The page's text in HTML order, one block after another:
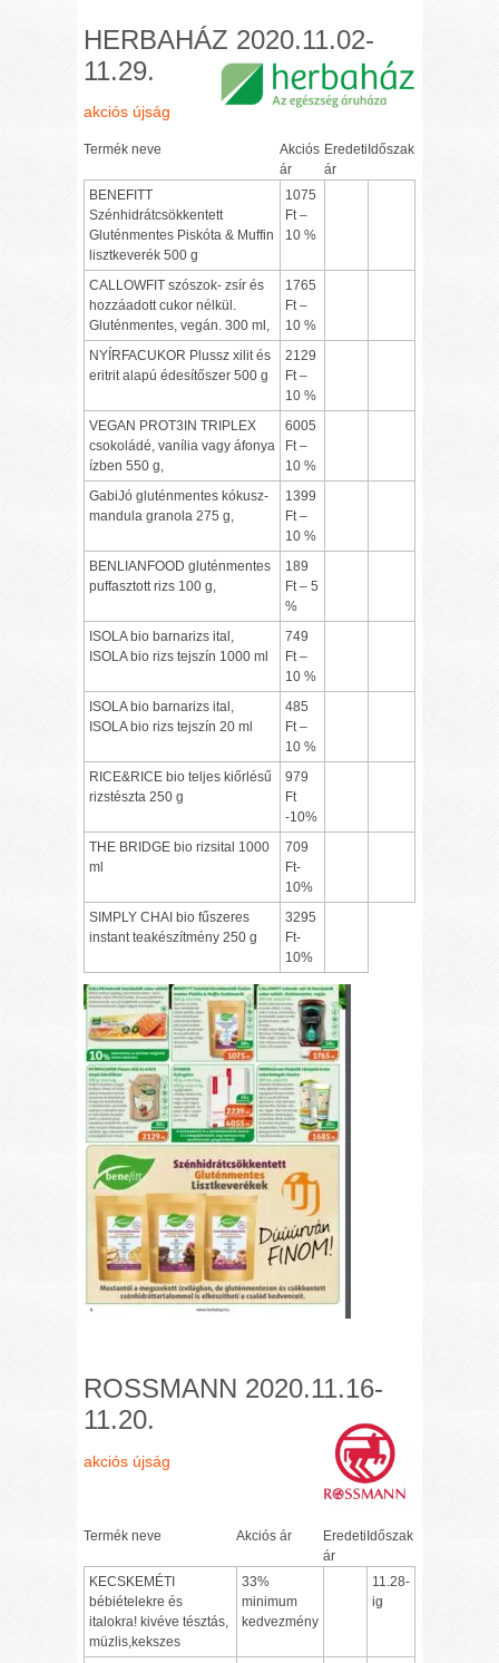
HERBAHÁZ 2020.11.02-
11.29.
akciós újság
Termék neve
Akciós
ár
Eredeti
ár
Időszak
BENEFITT
Szénhidrátcsökkentett
Gluténmentes Piskóta & Muffin
lisztkeverék 500 g
1075
Ft –
10 %
CALLOWFIT szószok- zsír és
hozzáadott cukor nélkül.
Gluténmentes, vegán. 300 ml,
1765
Ft –
10 %
NYÍRFACUKOR Plussz xilit és
eritrit alapú édesítőszer 500 g
2129
Ft –
10 %
VEGAN PROT3IN TRIPLEX
csokoládé, vanília vagy áfonya
ízben 550 g,
6005
Ft –
10 %
GabiJó gluténmentes kókusz-
mandula granola 275 g,
1399
Ft –
10 %
BENLIANFOOD gluténmentes
puffasztott rizs 100 g,
189
Ft – 5
%
ISOLA bio barnarizs ital,
ISOLA bio rizs tejszín 1000 ml
749
Ft –
10 %
ISOLA bio barnarizs ital,
ISOLA bio rizs tejszín 20 ml
485
Ft –
10 %
RICE&RICE bio teljes kiőrlésű
rizstészta 250 g
979
Ft
-10%
THE BRIDGE bio rizsital 1000
ml
709
Ft-
10%
SIMPLY CHAI bio fűszeres
instant teakészítmény 250 g
3295
Ft-
10%
ROSSMANN 2020.11.16-
11.20.
akciós újság
Termék neve Akciós ár
Eredeti
ár
Időszak
KECSKEMÉTI
bébiételekre és
italokra! kivéve tésztás,
müzlis,kekszes
33%
minimum
kedvezmény
11.28-
ig